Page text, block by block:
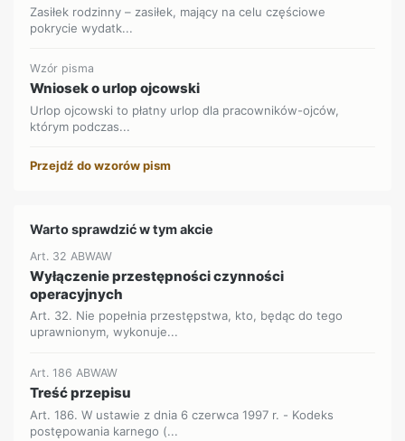
Zasiłek rodzinny – zasiłek, mający na celu częściowe
pokrycie wydatk...
Wzór pisma
Wniosek o urlop ojcowski
Urlop ojcowski to płatny urlop dla pracowników-ojców,
którym podczas...
Przejdź do wzorów pism
Warto sprawdzić w tym akcie
Art. 32 ABWAW
Wyłączenie przestępności czynności
operacyjnych
Art. 32. Nie popełnia przestępstwa, kto, będąc do tego
uprawnionym, wykonuje...
Art. 186 ABWAW
Treść przepisu
Art. 186. W ustawie z dnia 6 czerwca 1997 r. - Kodeks
postępowania karnego (...